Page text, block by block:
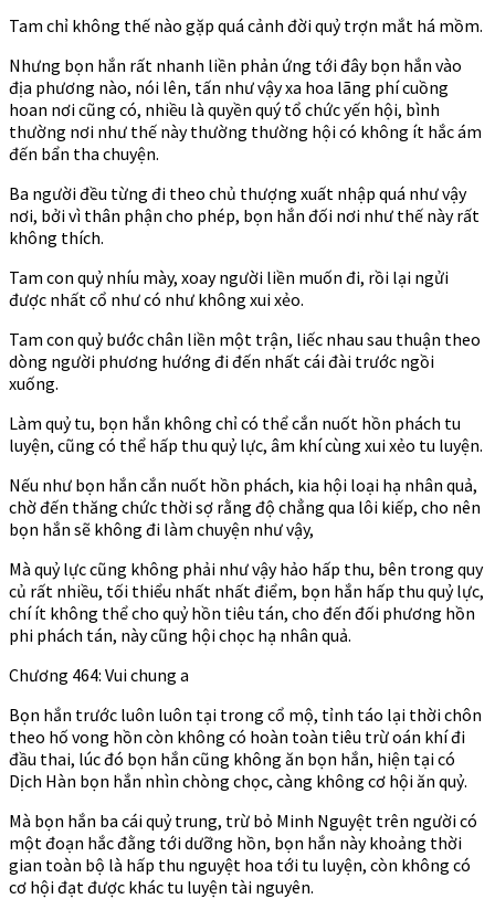
Tam chỉ không thế nào gặp quá cảnh đời quỷ trợn mắt há mồm.
Nhưng bọn hắn rất nhanh liền phản ứng tới đây bọn hắn vào
địa phương nào, nói lên, tấn như vậy xa hoa lãng phí cuồng
hoan nơi cũng có, nhiều là quyền quý tổ chức yến hội, bình
thường nơi như thế này thường thường hội có không ít hắc ám
đến bẩn tha chuyện.
Ba người đều từng đi theo chủ thượng xuất nhập quá như vậy
nơi, bởi vì thân phận cho phép, bọn hắn đối nơi như thế này rất
không thích.
Tam con quỷ nhíu mày, xoay người liền muốn đi, rồi lại ngửi
được nhất cổ như có như không xui xẻo.
Tam con quỷ bước chân liền một trận, liếc nhau sau thuận theo
dòng người phương hướng đi đến nhất cái đài trước ngồi
xuống.
Làm quỷ tu, bọn hắn không chỉ có thể cắn nuốt hồn phách tu
luyện, cũng có thể hấp thu quỷ lực, âm khí cùng xui xẻo tu luyện.
Nếu như bọn hắn cắn nuốt hồn phách, kia hội loại hạ nhân quả,
chờ đến thăng chức thời sợ rằng độ chẳng qua lôi kiếp, cho nên
bọn hắn sẽ không đi làm chuyện như vậy,
Mà quỷ lực cũng không phải như vậy hảo hấp thu, bên trong quy
củ rất nhiều, tối thiểu nhất nhất điểm, bọn hắn hấp thu quỷ lực,
chí ít không thể cho quỷ hồn tiêu tán, cho đến đối phương hồn
phi phách tán, này cũng hội chọc hạ nhân quả.
Chương 464: Vui chung a
Bọn hắn trước luôn luôn tại trong cổ mộ, tỉnh táo lại thời chôn
theo hố vong hồn còn không có hoàn toàn tiêu trừ oán khí đi
đầu thai, lúc đó bọn hắn cũng không ăn bọn hắn, hiện tại có
Dịch Hàn bọn hắn nhìn chòng chọc, càng không cơ hội ăn quỷ.
Mà bọn hắn ba cái quỷ trung, trừ bỏ Minh Nguyệt trên người có
một đoạn hắc đằng tới dưỡng hồn, bọn hắn này khoảng thời
gian toàn bộ là hấp thu nguyệt hoa tới tu luyện, còn không có
cơ hội đạt được khác tu luyện tài nguyên.